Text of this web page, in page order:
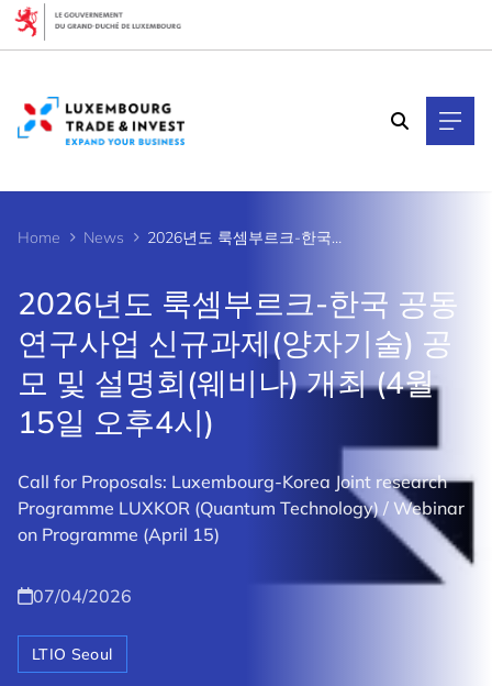
Home News 2026년도 룩셈부르크-한국 공동연구사업 신규과제(양자기술) 공모 및 설명회(웨비나) 개최 (4월 15일 오후4시)
2026년도 룩셈부르크-한국 공동
연구사업 신규과제(양자기술) 공
모 및 설명회(웨비나) 개최 (4월
15일 오후4시)
Call for Proposals: Luxembourg-Korea Joint research
Programme LUXKOR (Quantum Technology) / Webinar
on Programme (April 15)
07/04/2026
LTIO Seoul
Cookies management panel